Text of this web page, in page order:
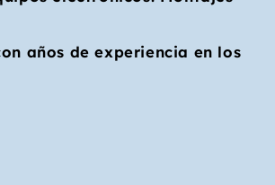
años de experiencia en los